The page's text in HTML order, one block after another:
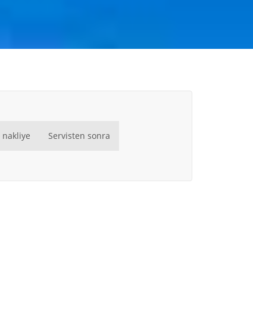
Servisten sonra